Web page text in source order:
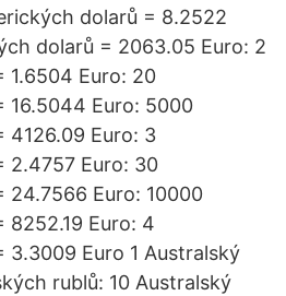
dolarů = 8.2522
dolarů = 2063.05 Euro: 2
1.6504 Euro: 20
16.5044 Euro: 5000
4126.09 Euro: 3
2.4757 Euro: 30
24.7566 Euro: 10000
8252.19 Euro: 4
3.3009 Euro 1 Australský
rublů: 10 Australský